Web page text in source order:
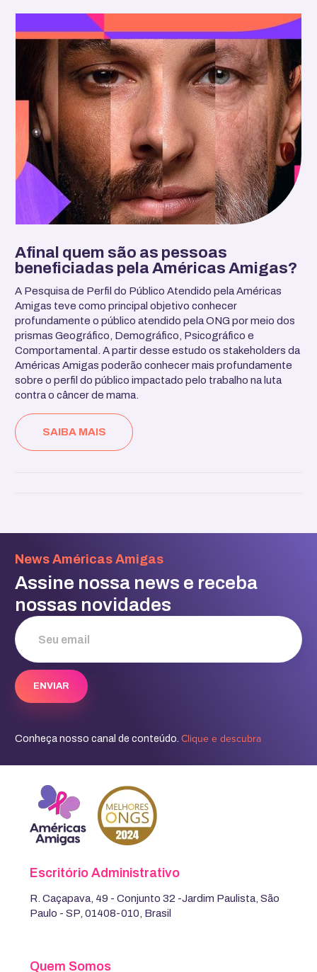
Afinal quem são as pessoas
beneficiadas pela Américas Amigas?
A Pesquisa de Perfil do Público Atendido pela Américas
Amigas teve como principal objetivo conhecer
profundamente o público atendido pela ONG por meio dos
prismas Geográfico, Demográfico, Psicográfico e
Comportamental. A partir desse estudo os stakeholders da
Américas Amigas poderão conhecer mais profundamente
sobre o perfil do público impactado pelo trabalho na luta
contra o câncer de mama.
SAIBA MAIS
News Américas Amigas
Assine nossa news e receba
nossas novidades
Conheça nosso canal de conteúdo. Clique e descubra
Escritório Administrativo
R. Caçapava, 49 - Conjunto 32 -Jardim Paulista, São
Paulo - SP, 01408-010, Brasil
Quem Somos